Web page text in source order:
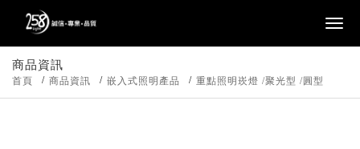
商品資訊
首頁 商品資訊 嵌入式照明產品 重點照明崁燈 /聚光型 /圓型